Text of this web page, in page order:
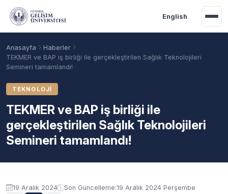
Ana içeriğe geç
English
Anasayfa
Haberler
TEKMER ve BAP iş birliği ile gerçekleştirilen Sağlık Teknolojileri
Semineri tamamlandı!
TEKNOLOJI
TEKMER ve BAP iş birliği ile
gerçekleştirilen Sağlık Teknolojileri
Semineri tamamlandı!
19 Aralık 2024 Son Güncelleme:19 Aralık 2024 Perşembe